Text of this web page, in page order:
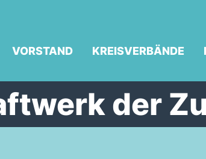
VORSTAND KREISVERBÄNDE
der